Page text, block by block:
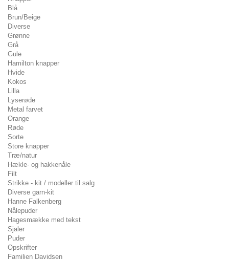
Blå
Brun/Beige
Diverse
Grønne
Grå
Gule
Hamilton knapper
Hvide
Kokos
Lilla
Lyserøde
Metal farvet
Orange
Røde
Sorte
Store knapper
Træ/natur
Hækle- og hakkenåle
Filt
Strikke - kit / modeller til salg
Diverse garn-kit
Hanne Falkenberg
Nålepuder
Hagesmække med tekst
Sjaler
Puder
Opskrifter
Familien Davidsen